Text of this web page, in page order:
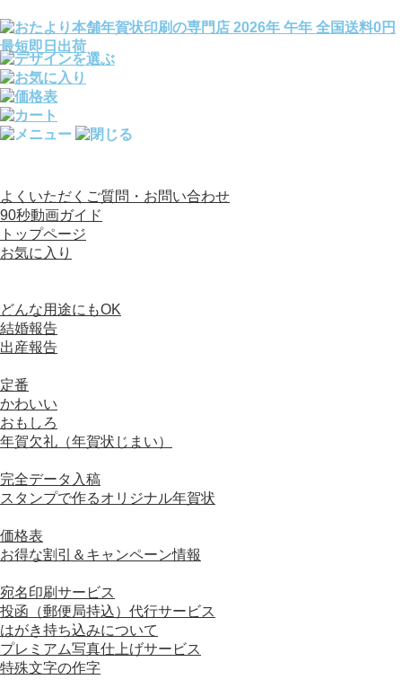
よくいただくご質問・お問い合わせ
90秒動画ガイド
トップページ
お気に入り
どんな用途にもOK
結婚報告
出産報告
定番
かわいい
おもしろ
年賀欠礼（年賀状じまい）
完全データ入稿
スタンプで作るオリジナル年賀状
価格表
お得な割引＆キャンペーン情報
宛名印刷サービス
投函（郵便局持込）代行サービス
はがき持ち込みについて
プレミアム写真仕上げサービス
特殊文字の作字